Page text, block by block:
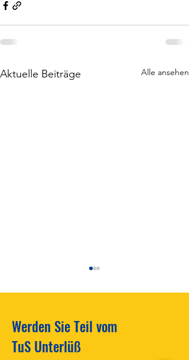
Aktuelle Beiträge Alle ansehen
Wir suchen Bilder!!!
Werden Sie Teil vom
TuS Unterlüß